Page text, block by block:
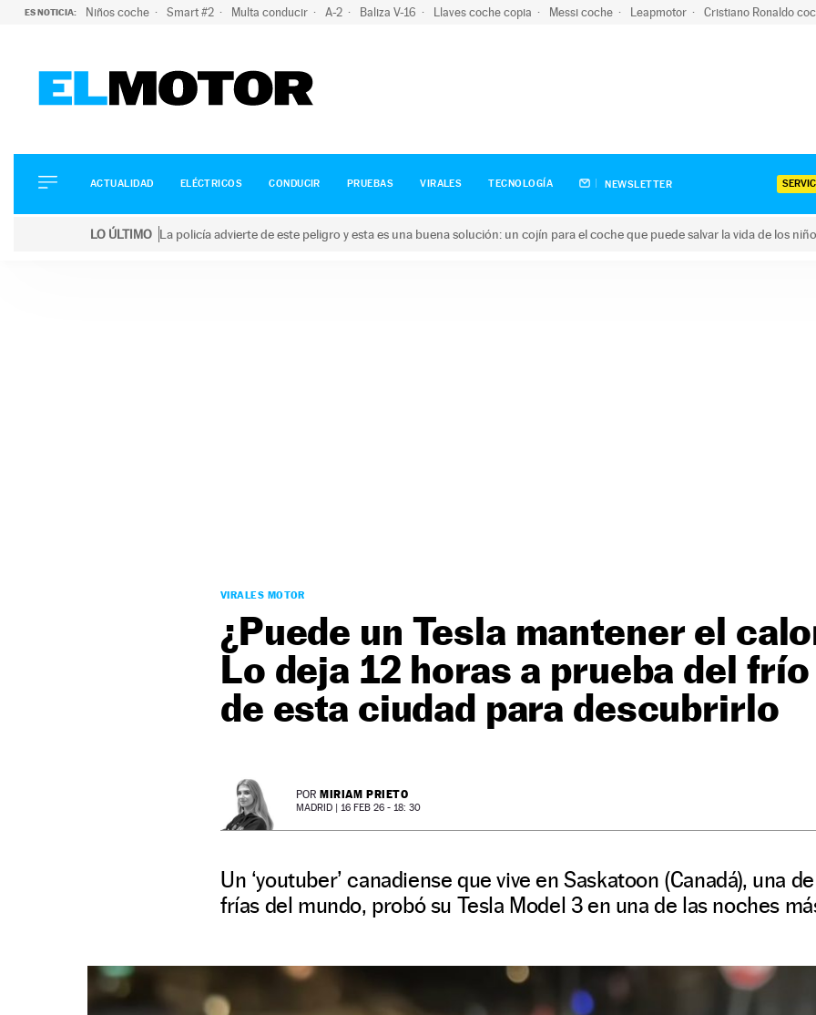
ES NOTICIA: Niños coche Smart #2 Multa conducir A-2 Baliza V-16 Llaves coche copia Messi coche Leapmotor Cristiano Ronaldo
ELÉCTRICOS
CONDUCIR
ACTUALIDAD ELÉCTRICOS CONDUCIR PRUEBAS VIRALES TECNOLOGÍA NEWSLETTER
LO ÚLTIMO La policía advierte de este peligro y esta es una buena solución: un cojín para el coche que puede salvar la vida de los
VIRALES MOTOR
¿Puede un Tesla mantener el
Lo deja 12 horas a prueba del
de esta ciudad para descubrirlo
POR MIRIAM PRIETO
MADRID | 16 FEB 26 - 18: 30
Un ‘youtuber’ canadiense que vive en Saskatoon (Canadá), una
frías del mundo, probó su Tesla Model 3 en una de las noches